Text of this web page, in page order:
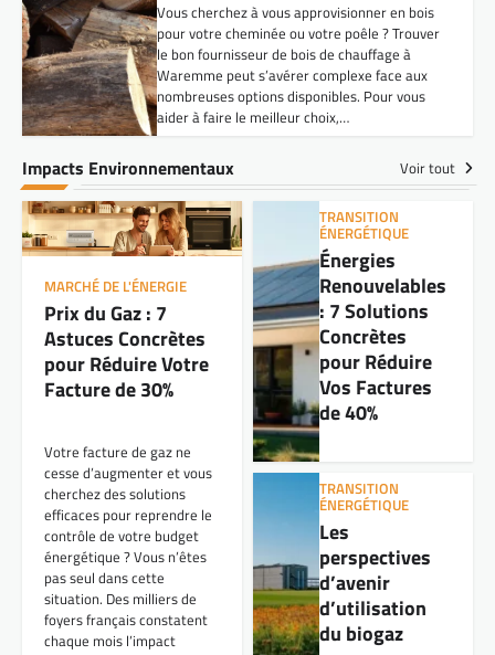
Vous cherchez à vous approvisionner en bois
pour votre cheminée ou votre poêle ? Trouver
le bon fournisseur de bois de chauffage à
Waremme peut s’avérer complexe face aux
nombreuses options disponibles. Pour vous
aider à faire le meilleur choix,…
Impacts Environnementaux Voir tout
MARCHÉ DE L'ÉNERGIE
Prix du Gaz : 7
Astuces Concrètes
pour Réduire Votre
Facture de 30%
Votre facture de gaz ne
cesse d’augmenter et vous
cherchez des solutions
efficaces pour reprendre le
contrôle de votre budget
énergétique ? Vous n’êtes
pas seul dans cette
situation. Des milliers de
foyers français constatent
chaque mois l’impact
TRANSITION
ÉNERGÉTIQUE
Énergies
Renouvelables
: 7 Solutions
Concrètes
pour Réduire
Vos Factures
de 40%
TRANSITION
ÉNERGÉTIQUE
Les
perspectives
d’avenir
d’utilisation
du biogaz